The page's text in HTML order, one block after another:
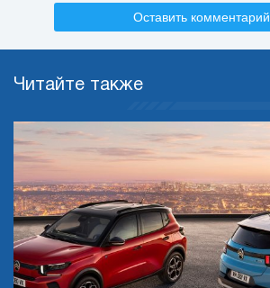
Оставить комментарий
Читайте также